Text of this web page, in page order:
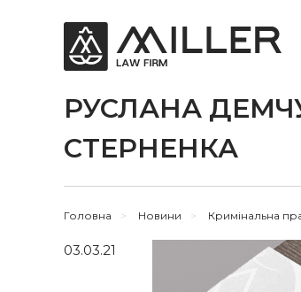
РУСЛАНА
СТЕРНЕНКА
Головна > Новини > Кримінальна
03.03.21